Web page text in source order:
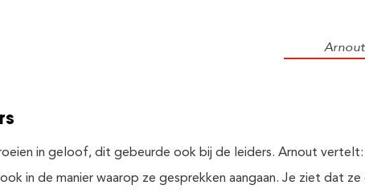
Arnout
in geloof, dit gebeurde ook bij de leiders. Arnout
in de manier waarop ze gesprekken aangaan. Je ziet dat